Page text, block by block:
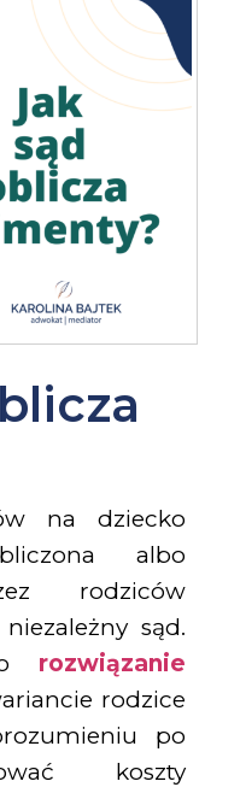
na dziecko
albo
rodziców
sąd.
rozwiązanie
rodzice
po
koszty